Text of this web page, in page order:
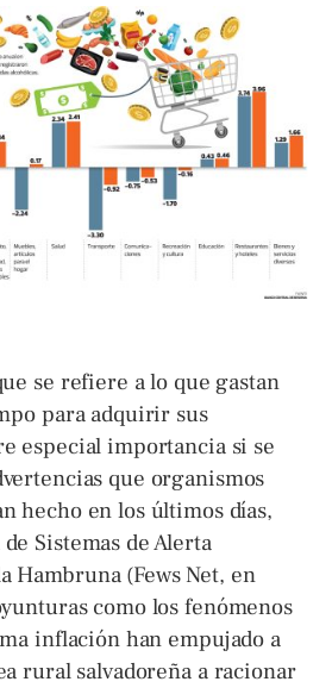
se refiere a lo que gastan
para adquirir sus
especial importancia si se
que organismos
hecho en los últimos días,
Sistemas de Alerta
Hambruna (Fews Net, en
como los fenómenos
inflación han empujado a
rural salvadoreña a racionar